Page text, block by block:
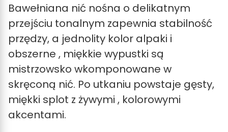
Bawełniana nić nośna o delikatnym
przejściu tonalnym zapewnia stabilność
przędzy, a jednolity kolor alpaki i
obszerne , miękkie wypustki są
mistrzowsko wkomponowane w
skręconą nić. Po utkaniu powstaje gęsty,
miękki splot z żywymi , kolorowymi
akcentami.